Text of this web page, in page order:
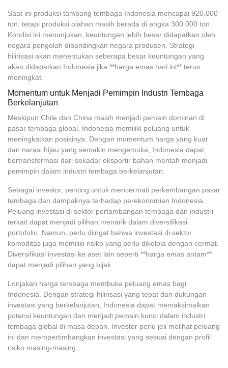
Saat ini produksi tambang tembaga Indonesia mencapai 920.000
ton, tetapi produksi olahan masih berada di angka 300.000 ton.
Kondisi ini menunjukan, keuntungan lebih besar didapatkan oleh
negara pengolah dibandingkan negara produsen. Strategi
hilirisasi akan menentukan seberapa besar keuntungan yang
akan didapatkan Indonesia jika **harga emas hari ini** terus
meningkat.
Momentum untuk Menjadi Pemimpin Industri Tembaga
Berkelanjutan
Meskipun Chile dan China masih menjadi pemain dominan di
pasar tembaga global, Indonesia memiliki peluang untuk
meningkatkan posisinya. Dengan momentum harga yang kuat
dan narasi hijau yang semakin mengemuka, Indonesia dapat
bertransformasi dari sekadar eksportir bahan mentah menjadi
pemimpin dalam industri tembaga berkelanjutan.
Sebagai investor, penting untuk mencermati perkembangan pasar
tembaga dan dampaknya terhadap perekonomian Indonesia.
Peluang investasi di sektor pertambangan tembaga dan industri
terkait dapat menjadi pilihan menarik dalam diversifikasi
portofolio. Namun, perlu diingat bahwa investasi di sektor
komoditas juga memiliki risiko yang perlu dikelola dengan cermat.
Diversifikasi investasi ke aset lain seperti **harga emas antam**
dapat menjadi pilihan yang bijak.
Lonjakan harga tembaga membuka peluang emas bagi
Indonesia. Dengan strategi hilirisasi yang tepat dan dukungan
investasi yang berkelanjutan, Indonesia dapat memaksimalkan
potensi keuntungan dan menjadi pemain kunci dalam industri
tembaga global di masa depan. Investor perlu jeli melihat peluang
ini dan mempertimbangkan investasi yang sesuai dengan profil
risiko masing-masing.